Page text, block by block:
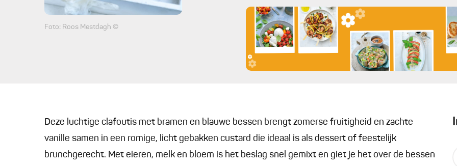
Foto: Roos Mestdagh ©
Deze luchtige clafoutis met bramen en blauwe bessen brengt zomerse fruitigheid en zachte
vanille samen in een romige, licht gebakken custard die ideaal is als dessert of feestelijk
brunchgerecht. Met eieren, melk en bloem is het beslag snel gemixt en giet je het over de bessen